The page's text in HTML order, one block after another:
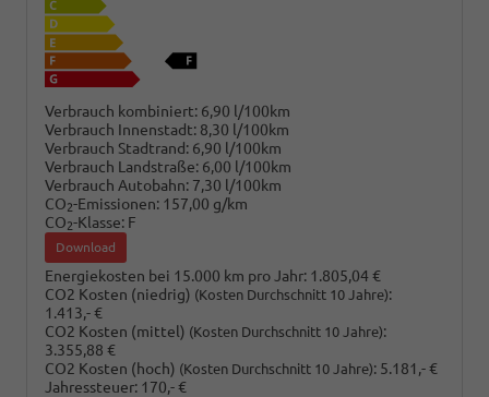
Verbrauch kombiniert: 6,90 l/100km
Verbrauch Innenstadt: 8,30 l/100km
Verbrauch Stadtrand: 6,90 l/100km
Verbrauch Landstraße: 6,00 l/100km
Verbrauch Autobahn: 7,30 l/100km
CO2-Emissionen: 157,00 g/km
CO2-Klasse: F
Download
Energiekosten bei 15.000 km pro Jahr: 1.805,04 €
CO2 Kosten (niedrig) (Kosten Durchschnitt 10 Jahre):
1.413,- €
CO2 Kosten (mittel) (Kosten Durchschnitt 10 Jahre):
3.355,88 €
CO2 Kosten (hoch) (Kosten Durchschnitt 10 Jahre): 5.181,- €
Jahressteuer: 170,- €